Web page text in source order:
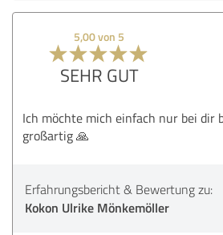
5,00 von 5
SEHR GUT
Ich möchte mich einfach nur bei dir
großartig 🙏
Erfahrungsbericht & Bewertung zu:
Kokon Ulrike Mönkemöller